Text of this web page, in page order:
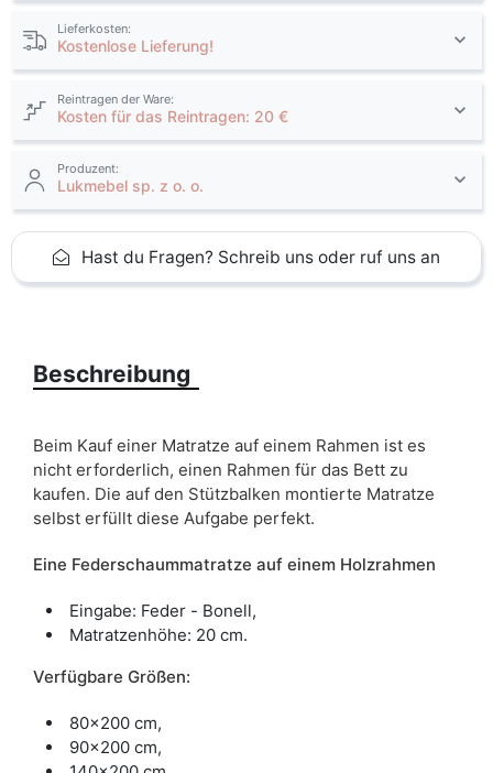
Lieferkosten:
Kostenlose Lieferung!
Reintragen der Ware:
Kosten für das Reintragen: 20 €
Produzent:
Lukmebel sp. z o. o.
Hast du Fragen? Schreib uns oder ruf uns an
Beschreibung
Beim Kauf einer Matratze auf einem Rahmen ist es
nicht erforderlich, einen Rahmen für das Bett zu
kaufen. Die auf den Stützbalken montierte Matratze
selbst erfüllt diese Aufgabe perfekt.
Eine Federschaummatratze auf einem Holzrahmen
Eingabe: Feder - Bonell,
Matratzenhöhe: 20 cm.
Verfügbare Größen:
80x200 cm,
90x200 cm,